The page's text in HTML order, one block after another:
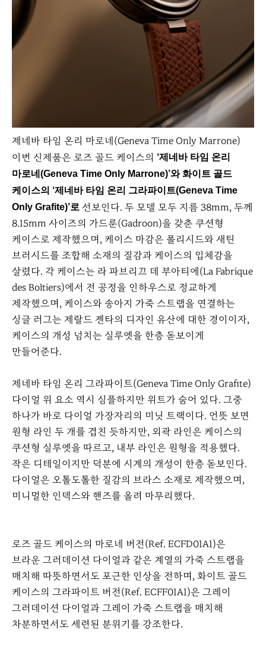
제네바 타임 온리 마로네(Geneva Time Only Marrone)
이번 신제품은 로즈 골드 케이스의 ‘제네바 타임 온리
마로네(Geneva Time Only Marrone)’와 화이트 골드
케이스의 ‘제네바 타임 온리 그라파이트(Geneva Time
Only Grafite)’로 선보인다. 두 모델 모두 지름 38mm, 두께
8.15mm 사이즈의 가드룬(Gadroon)을 갖춘 쿠션형
케이스로 제작했으며, 케이스 마감은 폴리시드와 새틴
브러시드를 조합해 소재의 질감과 케이스의 입체감을
살렸다. 각 케이스는 라 파브리끄 데 부아티에(La Fabrique
des Boîtiers)에서 전 공정을 인하우스로 정교하게
제작했으며, 케이스와 송아지 가죽 스트랩을 연결하는
싱글 러그는 제랄드 젠타의 디자인 유산에 대한 경이이자,
케이스의 개성 넘치는 실루엣을 한층 돋보이게
만들어준다.
제네바 타임 온리 그라파이트(Geneva Time Only Grafite)
다이얼 위 요소 역시 심플하지만 위트가 숨어 있다. 그중
하나가 바로 다이얼 가장자리의 미닛 트랙이다. 언뜻 보면
원형 라인 두 개를 겹친 듯하지만, 외곽 라인은 케이스의
쿠션형 실루엣을 따르고, 내부 라인은 원형을 적용했다.
작은 디테일이지만 덕분에 시계의 개성이 한층 돋보인다.
다이얼은 오톨도톨한 질감의 브라스 소재로 제작했으며,
미니멀한 인덱스와 핸즈를 올려 마무리했다.
로즈 골드 케이스의 마로네 버전(Ref. ECFD01A1)은
브라운 그러데이션 다이얼과 같은 계열의 가죽 스트랩을
매치해 따뜻하면서도 포근한 인상을 전하며, 화이트 골드
케이스의 그라파이트 버전(Ref. ECFF01A1)은 그레이
그러데이션 다이얼과 그레이 가죽 스트랩을 매치해
차분하면서도 세련된 분위기를 강조한다.